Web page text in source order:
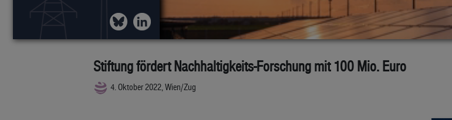
Stiftung fördert Nachhaltigkeits-Forschung mit 100 Mio. Euro
4. Oktober 2022, Wien/Zug